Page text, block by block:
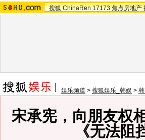
搜狐 ChinaRen 17173 焦点房地产
娱乐频道 > 搜狐娱乐_韩娱 >
宋承宪，向朋友权
《无法阻